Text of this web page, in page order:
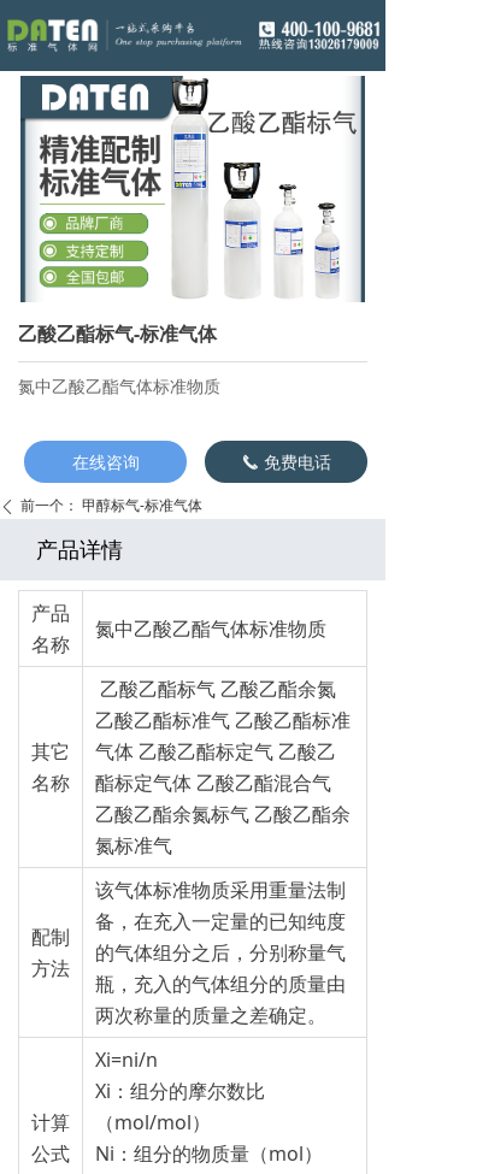
乙酸乙酯标气-标准气体
产品
名称
氮中乙酸乙酯气体标准物质
其它
名称
乙酸乙酯标气 乙酸乙酯余氮
乙酸乙酯标准气 乙酸乙酯标准
气体 乙酸乙酯标定气 乙酸乙
酯标定气体 乙酸乙酯混合气
乙酸乙酯余氮标气 乙酸乙酯余
氮标准气
配制
方法
该气体标准物质采用重量法制
备，在充入一定量的已知纯度
的气体组分之后，分别称量气
瓶，充入的气体组分的质量由
两次称量的质量之差确定。
计算
公式
Xi=ni/n
Xi：组分的摩尔数比
（mol/mol）
Ni：组分的物质量（mol）
끅 免费电话
产品详情
ꄴ 前一个： 甲醇标气-标准气体
氮中乙酸乙酯气体标准物质
在线咨询